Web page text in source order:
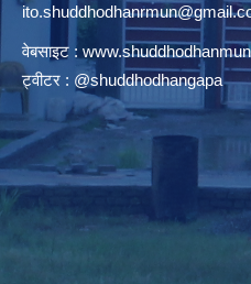
वेबसाइट :
ट्वीटर : @shuddhodhangapa